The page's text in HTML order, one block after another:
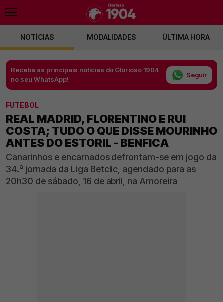
NOTÍCIAS MODALIDADES ÚLTIMA HORA
Receba as principais notícias do Glorioso 1904
no seu WhatsApp!
Seguir
FUTEBOL
REAL MADRID, FLORENTINO E RUI
COSTA; TUDO O QUE DISSE MOURINHO
ANTES DO ESTORIL - BENFICA
Canarinhos e encarnados defrontam-se em jogo da
34.ª jornada da Liga Betclic, agendado para as
20h30 de sábado, 16 de abril, na Amoreira